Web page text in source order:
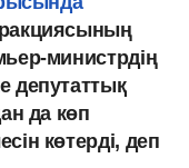
министрдің
депутаттық
да көп
көтерді, деп